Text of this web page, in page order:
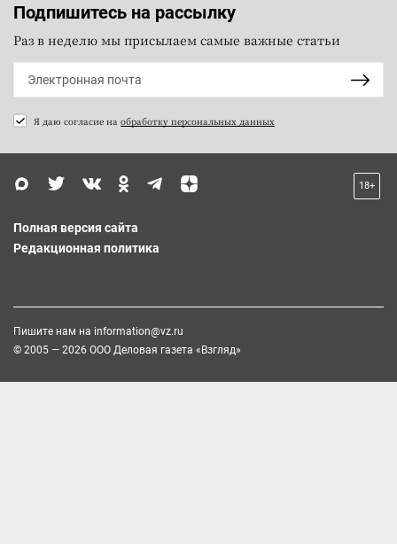
Подпишитесь на рассылку
Раз в неделю мы присылаем самые важные статьи
Я даю согласие на обработку персональных данных
18+
Полная версия сайта
Редакционная политика
Пишите нам на information@vz.ru
© 2005 — 2026 ООО Деловая газета «Взгляд»